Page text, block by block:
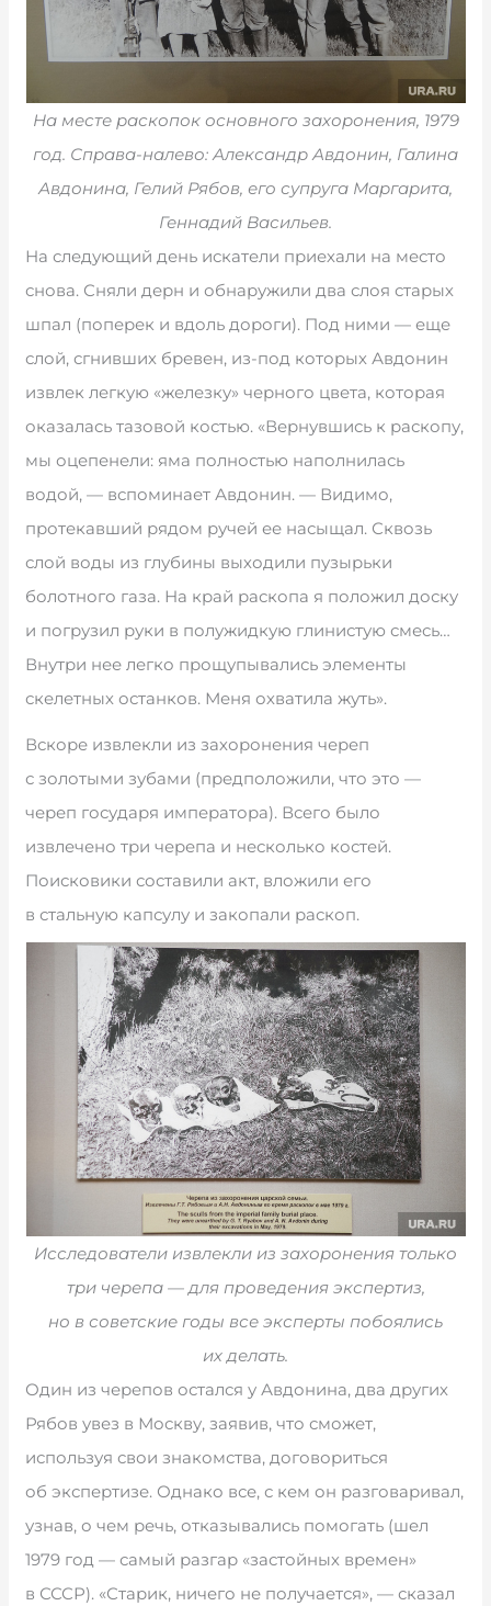
На месте раскопок основного захоронения, 1979
год. Справа-налево: Александр Авдонин, Галина
Авдонина, Гелий Рябов, его супруга Маргарита,
Геннадий Васильев.
На следующий день искатели приехали на место
снова. Сняли дерн и обнаружили два слоя старых
шпал (поперек и вдоль дороги). Под ними — еще
слой, сгнивших бревен, из-под которых Авдонин
извлек легкую «железку» черного цвета, которая
оказалась тазовой костью. «Вернувшись к раскопу,
мы оцепенели: яма полностью наполнилась
водой, — вспоминает Авдонин. — Видимо,
протекавший рядом ручей ее насыщал. Сквозь
слой воды из глубины выходили пузырьки
болотного газа. На край раскопа я положил доску
и погрузил руки в полужидкую глинистую смесь…
Внутри нее легко прощупывались элементы
скелетных останков. Меня охватила жуть».
Вскоре извлекли из захоронения череп
с золотыми зубами (предположили, что это —
череп государя императора). Всего было
извлечено три черепа и несколько костей.
Поисковики составили акт, вложили его
в стальную капсулу и закопали раскоп.
Исследователи извлекли из захоронения только
три черепа — для проведения экспертиз,
но в советские годы все эксперты побоялись
их делать.
Один из черепов остался у Авдонина, два других
Рябов увез в Москву, заявив, что сможет,
используя свои знакомства, договориться
об экспертизе. Однако все, с кем он разговаривал,
узнав, о чем речь, отказывались помогать (шел
1979 год — самый разгар «застойных времен»
в СССР). «Старик, ничего не получается», — сказал